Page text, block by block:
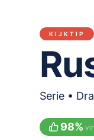
KIJKTIP
Serie •
98%